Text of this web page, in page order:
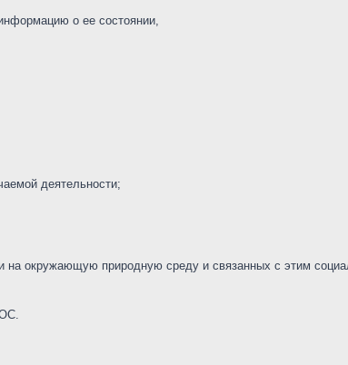
о ее состоянии,
деятельности;
на окружающую природную среду и связанных с этим